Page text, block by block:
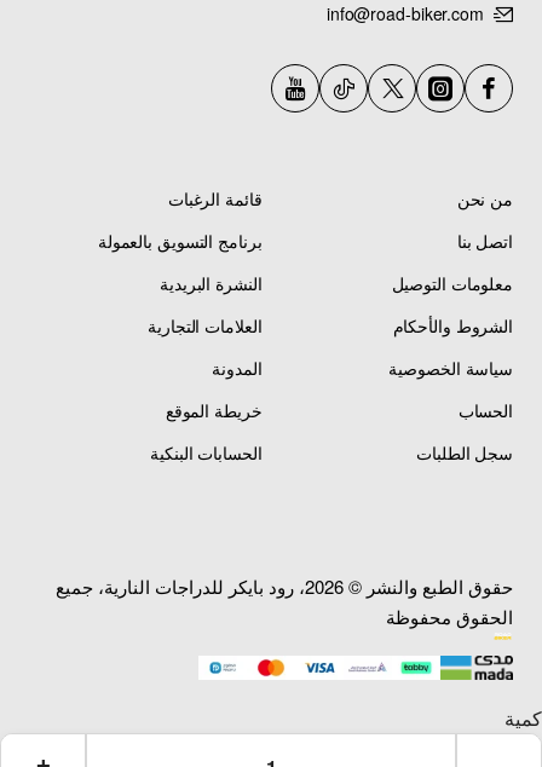
info@road-biker.com
من نحن
اتصل بنا
معلومات التوصيل
الشروط والأحكام
سياسة الخصوصية
الحساب
سجل الطلبات
قائمة الرغبات
برنامج التسويق بالعمولة
النشرة البريدية
العلامات التجارية
المدونة
خريطة الموقع
الحسابات البنكية
حقوق الطبع والنشر © 2026، رود بايكر للدراجات النارية، جميع
الحقوق محفوظة